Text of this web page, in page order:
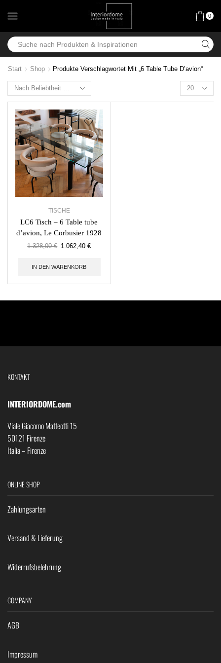
0
Start Shop Produkte Verschlagwortet Mit „6 Table Tube D’avion“
TISCHE
LC6 Tisch – 6 Table tube
d’avion, Le Corbusier 1928
1.328,00€ 1.062,40€
IN DEN WARENKORB
KONTAKT
INTERIORDOME.com
Viale Giacomo Matteotti 15
50121 Firenze
Italia – Firenze
ONLINE SHOP
Zahlungsarten
Versand & Lieferung
Widerrufsbelehrung
COMPANY
AGB
Impressum